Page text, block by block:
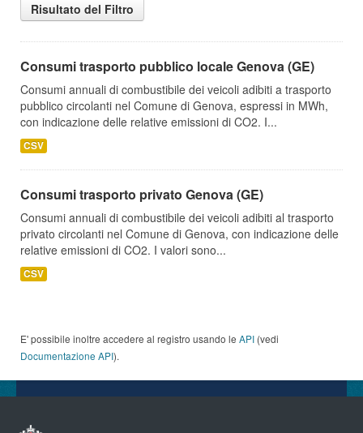
Risultato del Filtro
Consumi trasporto pubblico locale Genova (GE)
Consumi annuali di combustibile dei veicoli adibiti a trasporto
pubblico circolanti nel Comune di Genova, espressi in MWh,
con indicazione delle relative emissioni di CO2. I...
CSV
Consumi trasporto privato Genova (GE)
Consumi annuali di combustibile dei veicoli adibiti al trasporto
privato circolanti nel Comune di Genova, con indicazione delle
relative emissioni di CO2. I valori sono...
CSV
E' possibile inoltre accedere al registro usando le API (vedi
Documentazione API).